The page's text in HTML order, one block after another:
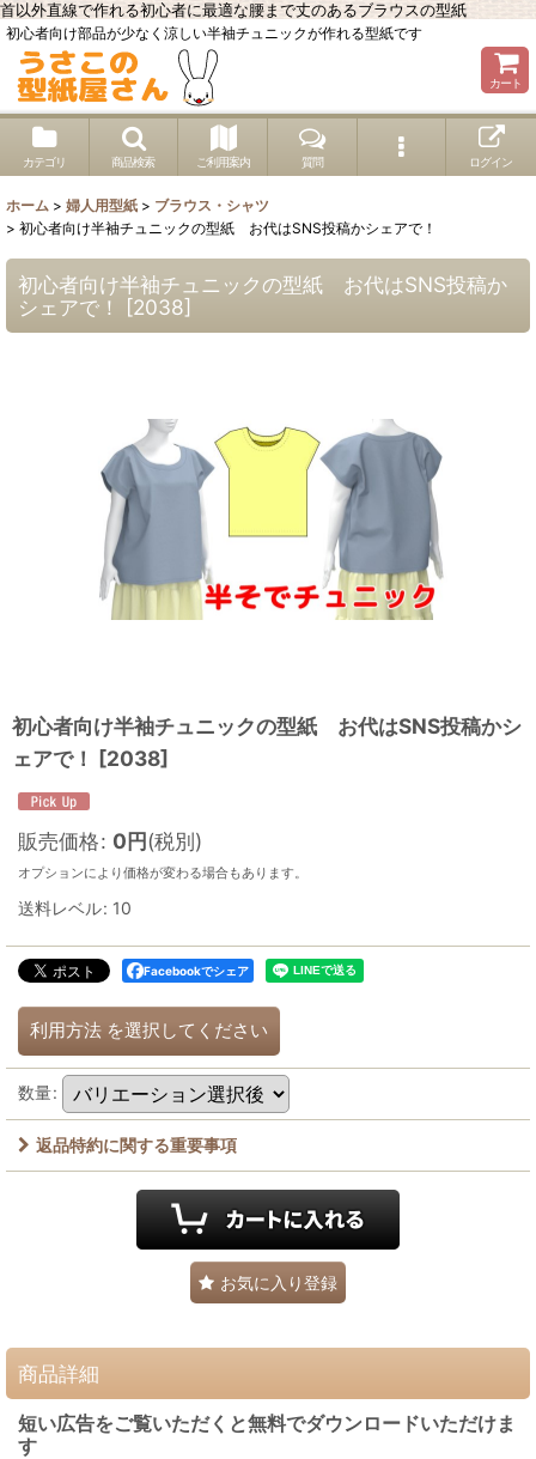
首以外直線で作れる初心者に最適な腰まで丈のあるブラウスの型紙
初心者向け部品が少なく涼しい半袖チュニックが作れる型紙です
カート
カテゴリ 商品検索 ご利用案内 質問 ログイン
ホーム > 婦人用型紙 > ブラウス・シャツ
> 初心者向け半袖チュニックの型紙 お代はSNS投稿かシェアで！
初心者向け半袖チュニックの型紙 お代はSNS投稿か
シェアで！
[2038]
初心者向け半袖チュニックの型紙 お代はSNS投稿かシ
ェアで！
[2038]
販売価格: 0円(税別)
オプションにより価格が変わる場合もあります。
送料レベル: 10
Facebookでシェア
利用方法 を選択してください
数量:
返品特約に関する重要事項
お気に入り登録
商品詳細
短い広告をご覧いただくと無料でダウンロードいただけま
す